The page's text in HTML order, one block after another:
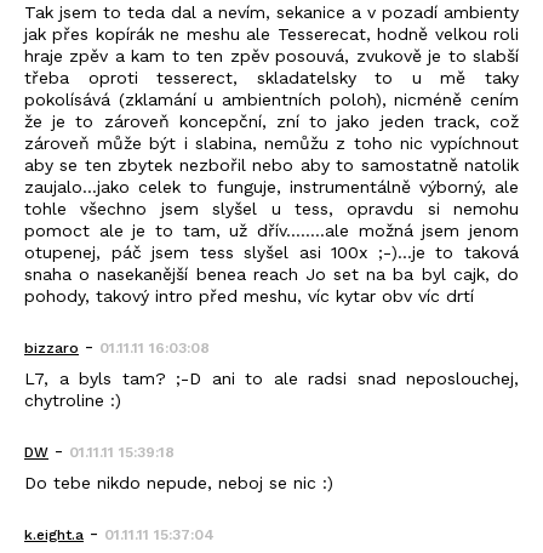
Tak jsem to teda dal a nevím, sekanice a v pozadí ambienty
jak přes kopírák ne meshu ale Tesserecat, hodně velkou roli
hraje zpěv a kam to ten zpěv posouvá, zvukově je to slabší
třeba oproti tesserect, skladatelsky to u mě taky
pokolísává (zklamání u ambientních poloh), nicméně cením
že je to zároveň koncepční, zní to jako jeden track, což
zároveň může být i slabina, nemůžu z toho nic vypíchnout
aby se ten zbytek nezbořil nebo aby to samostatně natolik
zaujalo…jako celek to funguje, instrumentálně výborný, ale
tohle všechno jsem slyšel u tess, opravdu si nemohu
pomoct ale je to tam, už dřív……..ale možná jsem jenom
otupenej, páč jsem tess slyšel asi 100x ;-)...je to taková
snaha o nasekanější benea reach Jo set na ba byl cajk, do
pohody, takový intro před meshu, víc kytar obv víc drtí
bizzaro - 01.11.11 16:03:08
L7, a byls tam? ;-D ani to ale radsi snad neposlouchej,
chytroline :)
DW - 01.11.11 15:39:18
Do tebe nikdo nepude, neboj se nic :)
k.eight.a - 01.11.11 15:37:04